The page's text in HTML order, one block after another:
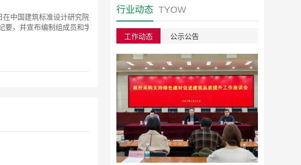
中国建筑标准设计研究院有
，并宣布编制组成员和学习
关于印发绿色建材产品认证
行业动态 TYOW
工作动态 公示公告